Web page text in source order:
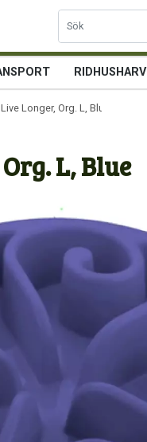
RIDHUSHARV
Longer, Org. L, Blue
L, Blue